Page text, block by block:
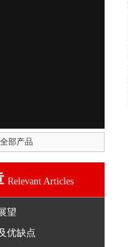
部产品
Relevant Articles
望
优缺点